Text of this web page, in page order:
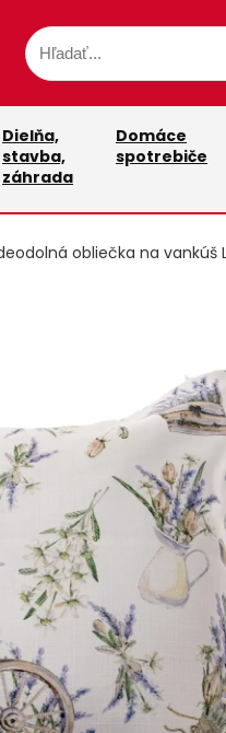
Dielňa,
stavba,
záhrada
Domáce
spotrebiče
obliečka na